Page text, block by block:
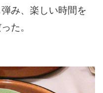
み、楽しい時間を
た。